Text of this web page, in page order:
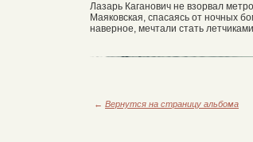
Лазарь Каганович не взорвал
Маяковская, спасаясь от ночных
наверное, мечтали стать
← Вернутся на страницу альбома